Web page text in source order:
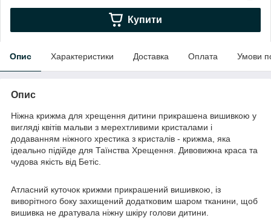
Купити
Опис Характеристики Доставка Оплата Умови
Опис
Ніжна крижма для хрещення дитини прикрашена вишивкою у
вигляді квітів мальви з мерехтливими кристалами і
додаванням ніжного хрестика з кристалів - крижма, яка
ідеально підійде для Таїнства Хрещення. Дивовижна краса та
чудова якість від Бетіс.
Атласний куточок крижми прикрашений вишивкою, із
виворітного боку захищений додатковим шаром тканини, щоб
вишивка не дратувала ніжну шкіру голови дитини.